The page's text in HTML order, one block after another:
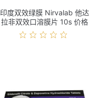
印度双效绿膜 Nirvalab 他达
拉非双效口溶膜片 10s 价格